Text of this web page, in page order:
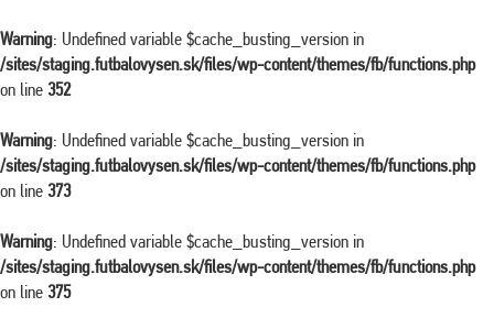
Warning: Undefined variable $cache_busting_version in
/sites/staging.futbalovysen.sk/files/wp-content/themes/fb/functions.php
on line 352
Warning: Undefined variable $cache_busting_version in
/sites/staging.futbalovysen.sk/files/wp-content/themes/fb/functions.php
on line 373
Warning: Undefined variable $cache_busting_version in
/sites/staging.futbalovysen.sk/files/wp-content/themes/fb/functions.php
on line 375